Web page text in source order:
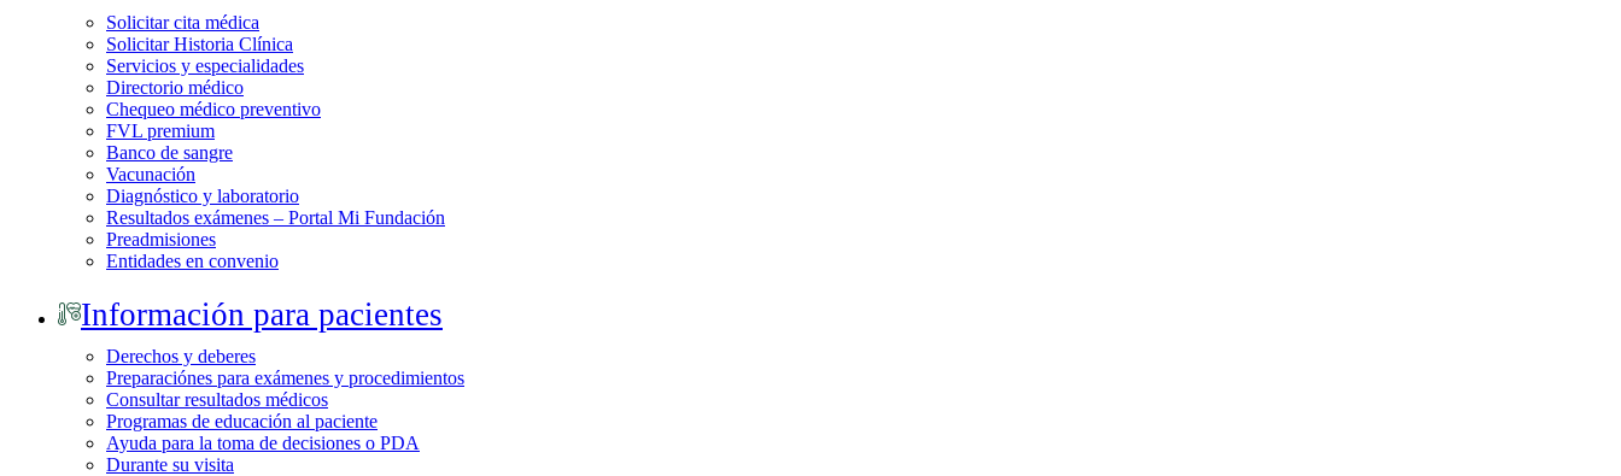
Solicitar cita médica
Solicitar Historia Clínica
Servicios y especialidades
Directorio médico
Chequeo médico preventivo
FVL premium
Banco de sangre
Vacunación
Diagnóstico y laboratorio
Resultados exámenes – Portal Mi Fundación
Preadmisiones
Entidades en convenio
Información para pacientes
Derechos y deberes
Preparaciónes para exámenes y procedimientos
Consultar resultados médicos
Programas de educación al paciente
Ayuda para la toma de decisiones o PDA
Durante su visita